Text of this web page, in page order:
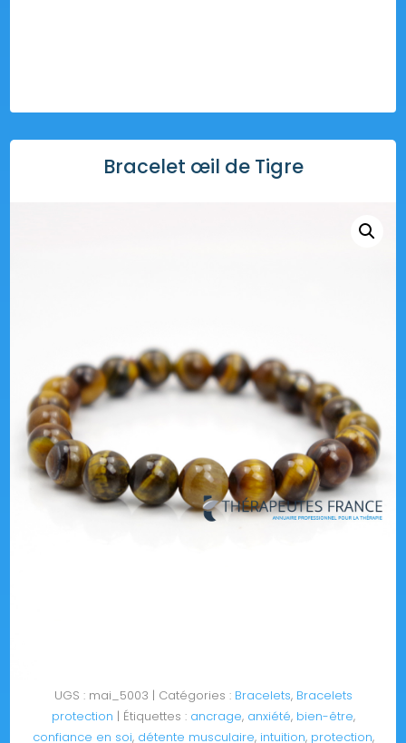
Bracelet œil de Tigre
UGS : mai_5003 Catégories : Bracelets, Bracelets
protection
Étiquettes : ancrage, anxiété, bien-être,
confiance en soi, détente musculaire, intuition, protection,